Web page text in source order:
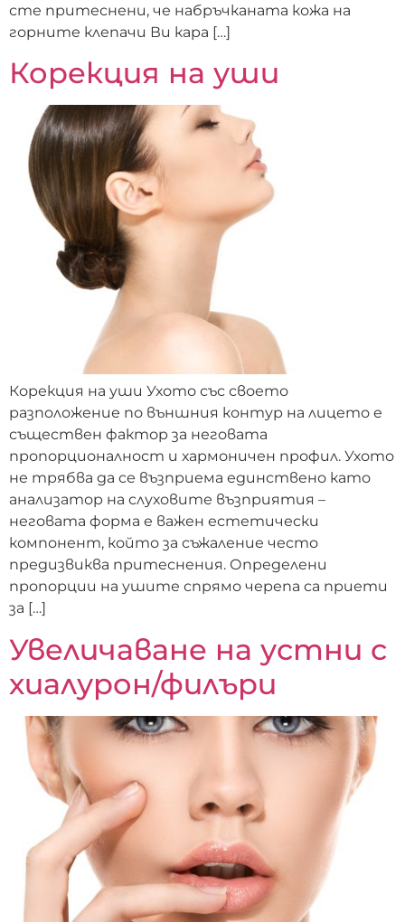
сте притеснени, че набръчканата кожа на
горните клепачи Ви кара […]
Корекция на уши
Корекция на уши Ухото със своето
разположение по външния контур на лицето е
съществен фактор за неговата
пропорционалност и хармоничен профил. Ухото
не трябва да се възприема единствено като
анализатор на слуховите възприятия –
неговата форма е важен естетически
компонент, който за съжаление често
предизвиква притеснения. Определени
пропорции на ушите спрямо черепа са приети
за […]
Увеличаване на устни с
хиалурон/филъри